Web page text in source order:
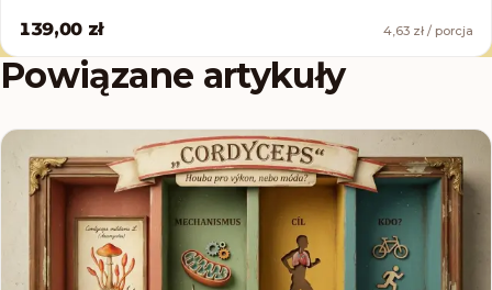
139,00 zł
4,63 zł / porcja
Powiązane artykuły